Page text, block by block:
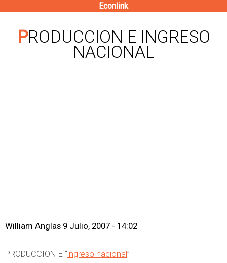
contenido
principal
Econlink
PRODUCCION E INGRESO
NACIONAL
William Anglas 9 Julio, 2007 - 14:02
PRODUCCION E “ingreso nacional”